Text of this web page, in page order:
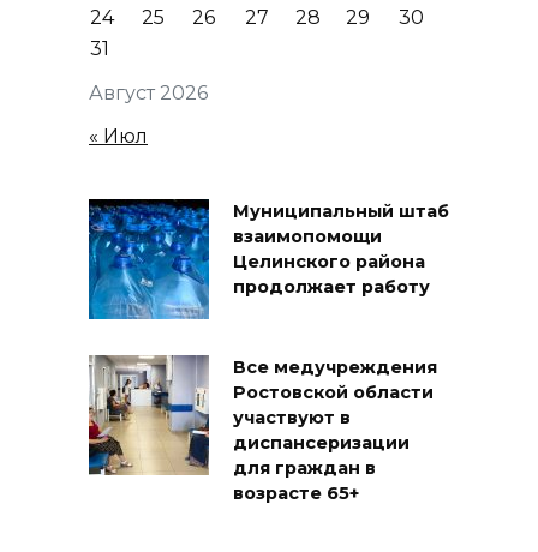
Август 2026
24
25 26 27 28 29
30
31
« Июл
Муниципальный штаб
взаимопомощи
Целинского района
продолжает работу
Все медучреждения
Ростовской области
участвуют в
диспансеризации
для граждан в
возрасте 65+